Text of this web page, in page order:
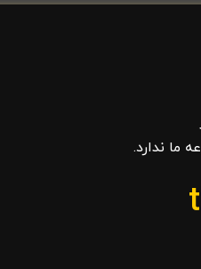
ما ندارد.